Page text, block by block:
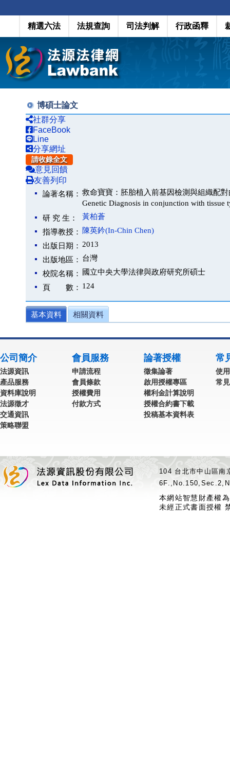
精選六法 法規查詢 司法判解 行政函釋
博碩士論文
社群分享
FaceBook
Line
分享網址
請收錄全文
意見回饋
友善列印
論著名稱： 救命寶寶：胚胎植入前基因檢測與組織配對
Genetic Diagnosis in conjunction with tissue
研 究 生：
黃柏蒼
指導教授：
陳英鈐(In-Chin Chen)
出版日期： 2013
出版地區： 台灣
校院名稱：
國立中央大學法律與政府研究所碩士
頁 數： 124
基本資料 相關資料
公司簡介
法源資訊
產品服務
資料庫說明
法源徵才
交通資訊
策略聯盟
會員服務
申請流程
會員條款
授權費用
付款方式
論著授權
徵集論著
啟用授權專區
權利金計算說明
授權合約書下載
投稿基本資料表
常
使
常
104 台北市中山區
本網站智慧財產權
未經正式書面授權